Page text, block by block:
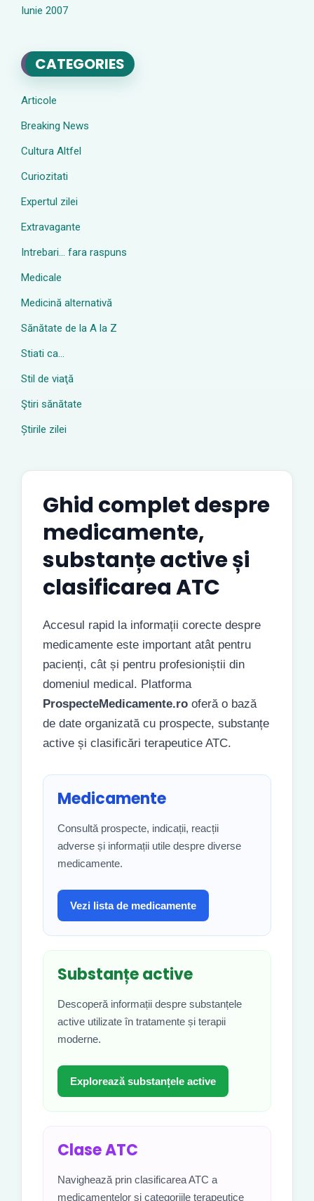
Iunie 2007
CATEGORIES
Articole
Breaking News
Cultura Altfel
Curiozitati
Expertul zilei
Extravagante
Intrebari… fara raspuns
Medicale
Medicină alternativă
Sănătate de la A la Z
Stiati ca…
Stil de viaţă
Ştiri sănătate
Știrile zilei
Ghid complet despre
medicamente,
substanțe active și
clasificarea ATC
Accesul rapid la informații corecte despre
medicamente este important atât pentru
pacienți, cât și pentru profesioniștii din
domeniul medical. Platforma
ProspecteMedicamente.ro oferă o bază
de date organizată cu prospecte, substanțe
active și clasificări terapeutice ATC.
Medicamente
Consultă prospecte, indicații, reacții
adverse și informații utile despre diverse
medicamente.
Vezi lista de medicamente
Substanțe active
Descoperă informații despre substanțele
active utilizate în tratamente și terapii
moderne.
Explorează substanțele active
Clase ATC
Navighează prin clasificarea ATC a
medicamentelor și categoriile terapeutice